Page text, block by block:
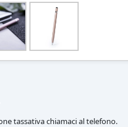
tassativa chiamaci al telefono.